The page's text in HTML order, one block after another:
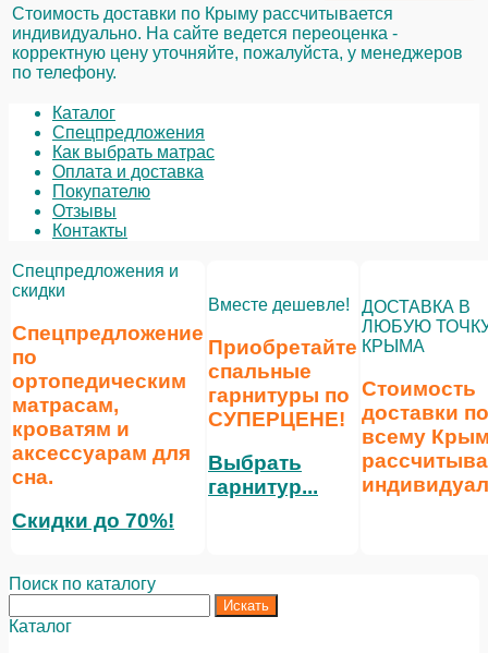
Стоимость доставки по Крыму рассчитывается
индивидуально. На сайте ведется переоценка -
корректную цену уточняйте, пожалуйста, у менеджеров
по телефону.
Каталог
Спецпредложения
Как выбрать матрас
Оплата и доставка
Покупателю
Отзывы
Контакты
Спецпредложения и
скидки
Спецпредложение
по
ортопедическим
матрасам,
кроватям и
аксессуарам для
сна.
Скидки до 70%!
Вместе дешевле!
Приобретайте
спальные
гарнитуры по
СУПЕРЦЕНЕ!
Выбрать
гарнитур...
ДОСТАВКА В
ЛЮБУЮ
КРЫМА
Стоимость
доставки по
всему
Поиск по каталогу
Каталог